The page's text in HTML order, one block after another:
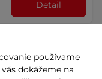
Detail
Matt-Corsa
používame
dokážeme na